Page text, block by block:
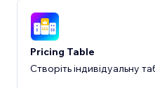
Pricing Table
Створіть індивідуальну